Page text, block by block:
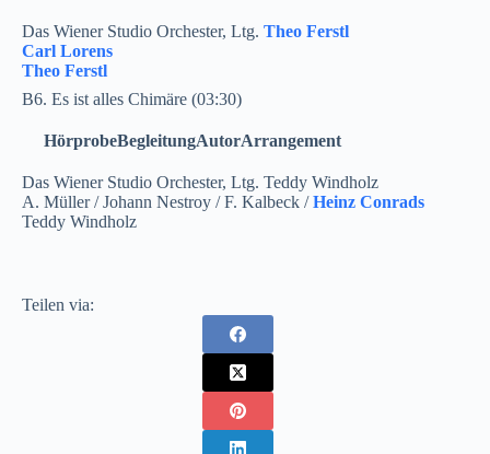
Das Wiener Studio Orchester, Ltg. Theo Ferstl
Carl Lorens
Theo Ferstl
B6. Es ist alles Chimäre (03:30)
HörprobeBegleitungAutorArrangement
Das Wiener Studio Orchester, Ltg. Teddy Windholz
A. Müller / Johann Nestroy / F. Kalbeck /Heinz Conrads
Teddy Windholz
Teilen via: